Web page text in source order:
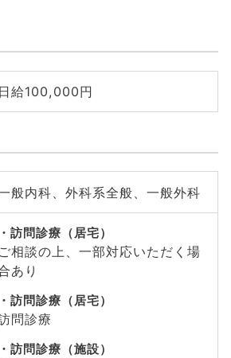
日給100,000円
般内科、外科系全般、一般外科
訪問診療（居宅）
ご相談の上、一部対応いただく場
あり
訪問診療（居宅）
問診療
訪問診療（施設）